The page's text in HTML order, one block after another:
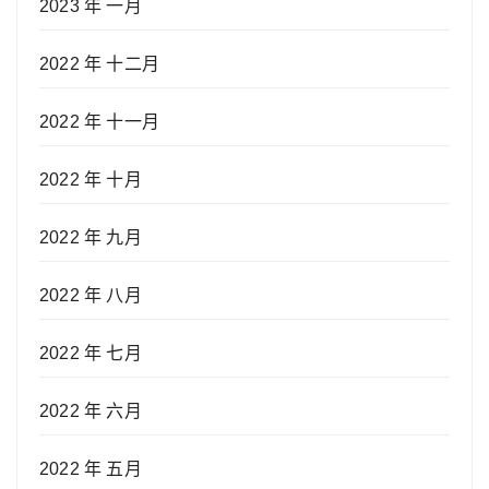
2023 年 一月
2022 年 十二月
2022 年 十一月
2022 年 十月
2022 年 九月
2022 年 八月
2022 年 七月
2022 年 六月
2022 年 五月